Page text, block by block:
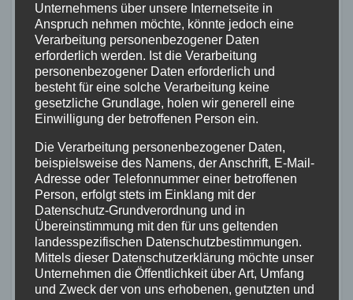
920 ist robust gebaut und bietet
eine Vielzahl von
Montagemöglichkeiten. Er ist bereit,
die Herausforderungen der Straße
und des Geländes anzunehmen und
hält selbst unter anspruchsvollen
Bedingungen stand. Mit seiner
Vielseitigkeit und Langlebigkeit ist
derRiverside Touring 920 Rahmen
die perfekte Wahl für alle, die gerne
neue Routen erkunden und
unvergessliche Abenteuer erleben
möchten.“
Unternehmens über unsere Internetseite in
Anspruch nehmen möchte, könnte jedoch eine
Verarbeitung personenbezogener Daten
erforderlich werden. Ist die Verarbeitung
personenbezogener Daten erforderlich und
besteht für eine solche Verarbeitung keine
gesetzliche Grundlage, holen wir generell eine
Einwilligung der betroffenen Person ein.
Die Verarbeitung personenbezogener Daten,
beispielsweise des Namens, der Anschrift, E-Mail-
Adresse oder Telefonnummer einer betroffenen
Person, erfolgt stets im Einklang mit der
Datenschutz-Grundverordnung und in
Übereinstimmung mit den für uns geltenden
landesspezifischen Datenschutzbestimmungen.
Mittels dieser Datenschutzerklärung möchte unser
Unternehmen die Öffentlichkeit über Art, Umfang
und Zweck der von uns erhobenen, genutzten und